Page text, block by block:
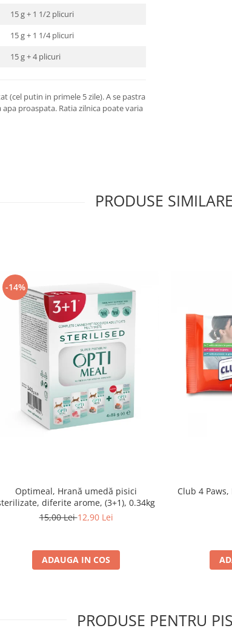
15 g + 1 1/2 plicuri
15 g + 1 1/4 plicuri
15 g + 4 plicuri
(cel putin in primele 5 zile). A se pastra
proaspata. Ratia zilnica poate varia
PRODUSE SIMILARE
-14%
Optimeal, Hrană umedă pisici
diferite arome, (3+1), 0.34kg
15,00 Lei12,90 Lei
ADAUGA IN COS
Club 4
PRODUSE PENTRU